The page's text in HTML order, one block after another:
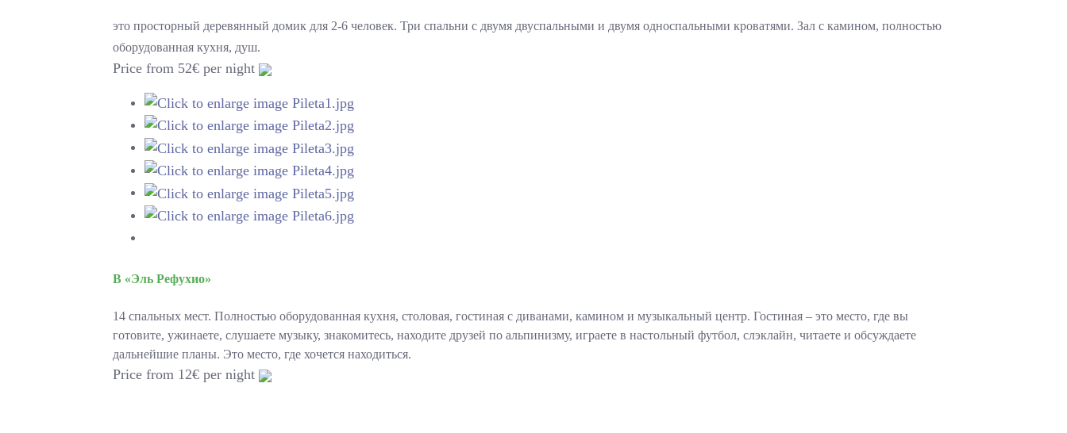
это просторный деревянный домик для 2-6 человек. Три спальни с двумя двуспальными и двумя односпальными кроватями. Зал с камином, полностью
оборудованная кухня, душ.
Price from 52€ per night
В «Эль Рефухио»
14 спальных мест. Полностью оборудованная кухня, столовая, гостиная с диванами, камином и музыкальный центр. Гостиная – это место, где вы
готовите, ужинаете, слушаете музыку, знакомитесь, находите друзей по альпинизму, играете в настольный футбол, слэклайн, читаете и обсуждаете
дальнейшие планы. Это место, где хочется находиться.
Price from 12€ per night